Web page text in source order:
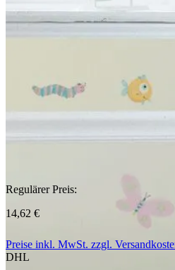
Regulärer Preis:
14,62 €
Preise inkl. MwSt. zzgl.
DHL